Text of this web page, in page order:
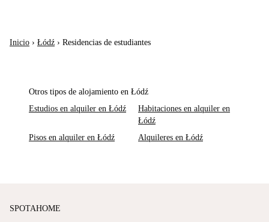
Inicio › Łódź › Residencias de estudiantes
Otros tipos de alojamiento en Łódź
Estudios en alquiler en Łódź
Habitaciones en alquiler en
Łódź
Pisos en alquiler en Łódź
Alquileres en Łódź
SPOTAHOME